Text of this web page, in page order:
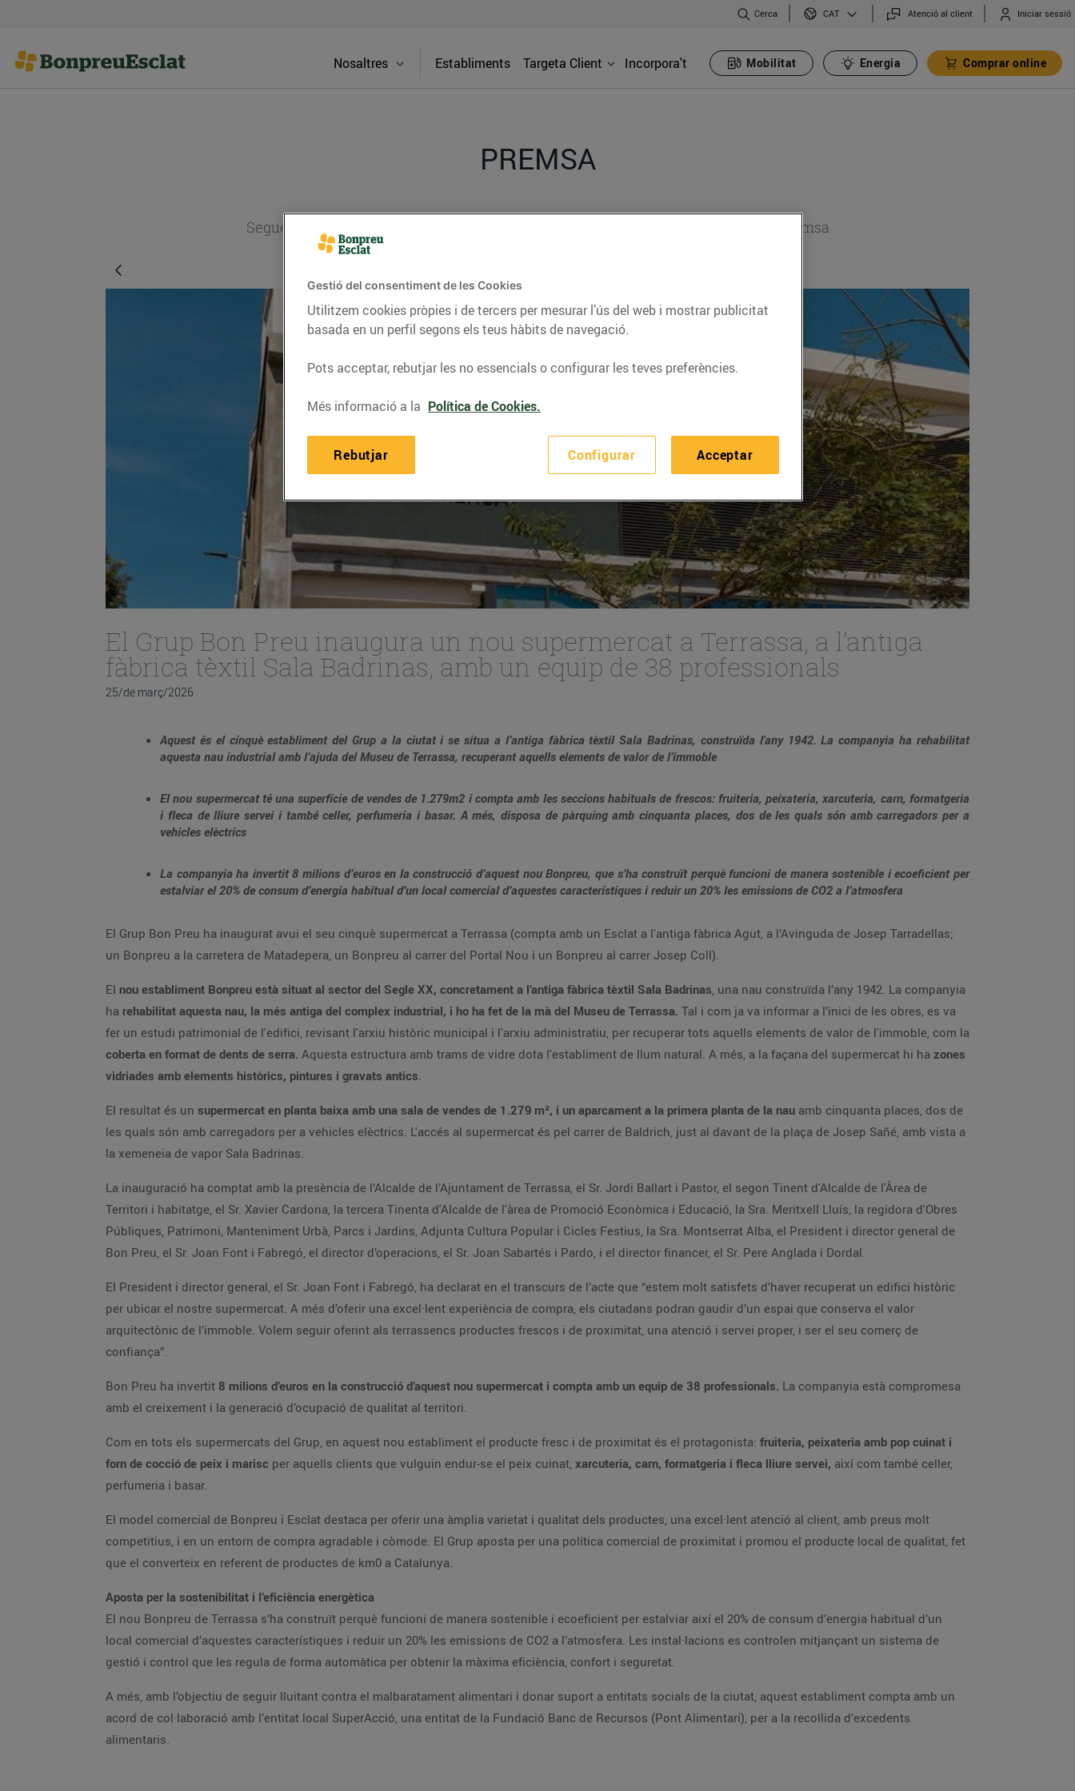
Cerca CAT Atenció al client Iniciar sessió
Nosaltres Establiments Targeta Client Incorpora't Mobilitat Energia Comprar online
PREMSA
Segueix l'actualitat dels supermercats Bonpreu i Esclat a través de la secció de premsa
El Grup Bon Preu inaugura un nou supermercat a Terrassa, a l’antiga
fàbrica tèxtil Sala Badrinas, amb un equip de 38 professionals
25/de març/2026
Aquest és el cinquè establiment del Grup a la ciutat i se situa a l’antiga fàbrica tèxtil Sala Badrinas, construïda l'any 1942. La companyia ha rehabilitat
aquesta nau industrial amb l’ajuda del Museu de Terrassa, recuperant aquells elements de valor de l’immoble
El nou supermercat té una superfície de vendes de 1.279m2 i compta amb les seccions habituals de frescos: fruiteria, peixateria, xarcuteria, carn, formatgeria
i fleca de lliure servei i també celler, perfumeria i basar. A més, disposa de pàrquing amb cinquanta places, dos de les quals són amb carregadors per a
vehicles elèctrics
La companyia ha invertit 8 milions d’euros en la construcció d’aquest nou Bonpreu, que s’ha construït perquè funcioni de manera sostenible i ecoeficient per
estalviar el 20% de consum d’energia habitual d’un local comercial d’aquestes característiques i reduir un 20% les emissions de CO2 a l’atmosfera
El Grup Bon Preu ha inaugurat avui el seu cinquè supermercat a Terrassa (compta amb un Esclat a l'antiga fàbrica Agut, a l’Avinguda de Josep Tarradellas;
un Bonpreu a la carretera de Matadepera, un Bonpreu al carrer del Portal Nou i un Bonpreu al carrer Josep Coll).
El nou establiment Bonpreu està situat al sector del Segle XX, concretament a l’antiga fàbrica tèxtil Sala Badrinas, una nau construïda l’any 1942. La companyia
ha rehabilitat aquesta nau, la més antiga del complex industrial, i ho ha fet de la mà del Museu de Terrassa. Tal i com ja va informar a l’inici de les obres, es va
fer un estudi patrimonial de l'edifici, revisant l'arxiu històric municipal i l'arxiu administratiu, per recuperar tots aquells elements de valor de l'immoble, com la
coberta en format de dents de serra. Aquesta estructura amb trams de vidre dota l'establiment de llum natural. A més, a la façana del supermercat hi ha zones
vidriades amb elements històrics, pintures i gravats antics.
El resultat és un supermercat en planta baixa amb una sala de vendes de 1.279 m², i un aparcament a la primera planta de la nau amb cinquanta places, dos de
les quals són amb carregadors per a vehicles elèctrics. L'accés al supermercat és pel carrer de Baldrich, just al davant de la plaça de Josep Sañé, amb vista a
la xemeneia de vapor Sala Badrinas.
La inauguració ha comptat amb la presència de l’Alcalde de l’Ajuntament de Terrassa, el Sr. Jordi Ballart i Pastor, el segon Tinent d'Alcalde de l'Àrea de
Territori i habitatge, el Sr. Xavier Cardona, la tercera Tinenta d'Alcalde de l'àrea de Promoció Econòmica i Educació, la Sra. Meritxell Lluís, la regidora d'Obres
Públiques, Patrimoni, Manteniment Urbà, Parcs i Jardins, Adjunta Cultura Popular i Cicles Festius, la Sra. Montserrat Alba, el President i director general de
Bon Preu, el Sr. Joan Font i Fabregó, el director d’operacions, el Sr. Joan Sabartés i Pardo, i el director financer, el Sr. Pere Anglada i Dordal.
El President i director general, el Sr. Joan Font i Fabregó, ha declarat en el transcurs de l’acte que “estem molt satisfets d’haver recuperat un edifici històric
per ubicar el nostre supermercat. A més d’oferir una excel·lent experiència de compra, els ciutadans podran gaudir d’un espai que conserva el valor
arquitectònic de l’immoble. Volem seguir oferint als terrassencs productes frescos i de proximitat, una atenció i servei proper, i ser el seu comerç de
confiança”.
Bon Preu ha invertit 8 milions d’euros en la construcció d’aquest nou supermercat i compta amb un equip de 38 professionals. La companyia està compromesa
amb el creixement i la generació d’ocupació de qualitat al territori.
Com en tots els supermercats del Grup, en aquest nou establiment el producte fresc i de proximitat és el protagonista: fruiteria, peixateria amb pop cuinat i
forn de cocció de peix i marisc per aquells clients que vulguin endur-se el peix cuinat, xarcuteria, carn, formatgeria i fleca lliure servei, així com també celler,
perfumeria i basar.
El model comercial de Bonpreu i Esclat destaca per oferir una àmplia varietat i qualitat dels productes, una excel·lent atenció al client, amb preus molt
competitius, i en un entorn de compra agradable i còmode. El Grup aposta per una política comercial de proximitat i promou el producte local de qualitat, fet
que el converteix en referent de productes de km0 a Catalunya.
Aposta per la sostenibilitat i l’eficiència energètica
El nou Bonpreu de Terrassa s’ha construït perquè funcioni de manera sostenible i ecoeficient per estalviar així el 20% de consum d’energia habitual d’un
local comercial d’aquestes característiques i reduir un 20% les emissions de CO2 a l’atmosfera. Les instal·lacions es controlen mitjançant un sistema de
gestió i control que les regula de forma automàtica per obtenir la màxima eficiència, confort i seguretat.
A més, amb l’objectiu de seguir lluitant contra el malbaratament alimentari i donar suport a entitats socials de la ciutat, aquest establiment compta amb un
acord de col·laboració amb l’entitat local SuperAcció, una entitat de la Fundació Banc de Recursos (Pont Alimentari), per a la recollida d’excedents
alimentaris.
Gestió del consentiment de les Cookies
Utilitzem cookies pròpies i de tercers per mesurar l’ús del web i mostrar publicitat
basada en un perfil segons els teus hàbits de navegació.
Pots acceptar, rebutjar les no essencials o configurar les teves preferències.
Més informació a la Política de Cookies.
Configurar
Rebutjar Acceptar